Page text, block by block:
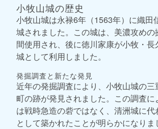
小牧山城の歴史
小牧山城は永禄6年（1563年）に織田
城されました。この城は、美濃攻め
間使用され、後に徳川家康が小牧・
城として利用しました。
発掘調査と新たな発見
近年の発掘調査により、小牧山城の
町の跡が発見されました。この調査
は戦時急造の砦ではなく、清洲城に代
として築かれたことが明らかになりま